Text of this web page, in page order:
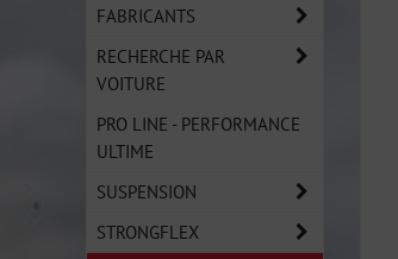
FABRICANTS
RECHERCHE PAR
VOITURE
PRO LINE - PERFORMANCE
ULTIME
SUSPENSION
STRONGFLEX